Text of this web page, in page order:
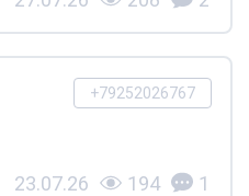
+79252026767
23.07.26 194 1